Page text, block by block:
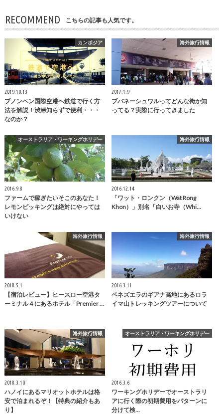
RECOMMEND こちらの記事も人気です。
カンボジア
2019.10.13
プノンペン国際空港へ鉄道で行く方
法を解説！渋滞知らずで便利・・・
なのか？
海外旅行情報
2017.1.9
ブバネーシュワルってどんな街か知
ってる？実際に行ってきました
オーストラリア・ワーキングホリデー
2016.9.8
ファームで稼ぎたいそこのあなた！
レモンピッキングは絶対にやっては
いけない
海外旅行情報
2016.12.14
「ワット・ロンクン（Wat Rong
Khon）」別名「白いお寺（Whi…
海外旅行情報
2018.5.1
【宿泊レビュー】ヒースロー空港タ
ーミナル４にあるホテル「Premier …
海外旅行情報
2016.3.11
ベネズエラのギアナ高地にあるロラ
イマ山トレッキングツアーについて
海外旅行情報
2018.3.10
ハノイにあるマリオットホテルは格
安で泊まれるぞ！【特典の紹介もあ
り】
オーストラリア・ワーキングホリデー
2016.3.6
ワーキングホリデーでオーストラリ
アに行く際の初期費用をパターンに
分けて検…